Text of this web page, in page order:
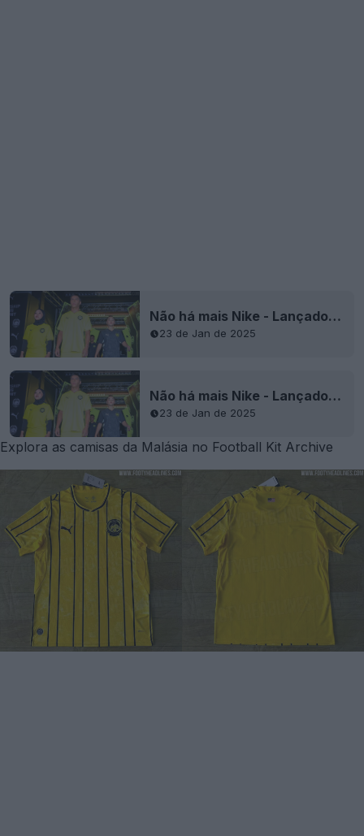
Não há mais Nike - Lançados os camisas titulares e reservas da Puma Malásia 2025 - Baseados nos kits Teamwear
23 de Jan de 2025
Não há mais Nike - Lançados os camisas titulares e reservas da Puma Malásia 2025 - Baseados nos kits Teamwear
23 de Jan de 2025
Explora as camisas da Malásia no Football Kit Archive